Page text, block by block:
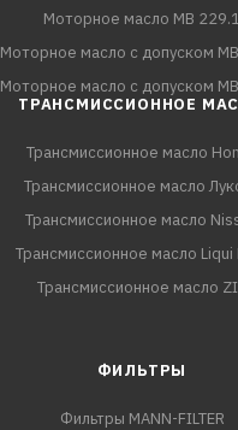
Моторное масло MB
Моторное масло с допуском
Моторное масло с допуском
ТРАНСМИССИОННОЕ
Трансмиссионное масло
Трансмиссионное масло
Трансмиссионное масло
Трансмиссионное масло Liqui
Трансмиссионное масло
ФИЛЬТРЫ
Фильтры MANN-FILTER